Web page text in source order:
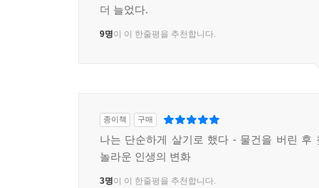
더 늘었다.
9명이 이 한줄평을 추천합니다.
종이책 구매
나는 단순하게 살기로 했다 - 물건을 버린 후
놀라운 인생의 변화
3명이 이 한줄평을 추천합니다.